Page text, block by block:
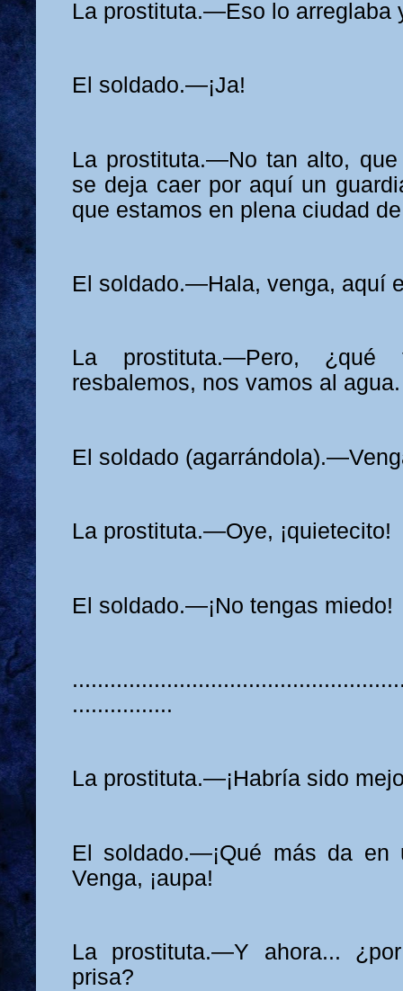
La prostituta.—Eso lo arreglaba
El soldado.—¡Ja!
La prostituta.—No tan alto,
se deja caer por aquí un
que estamos en plena ciudad
El soldado.—Hala, venga, aquí
La prostituta.—Pero, ¿qué
resbalemos, nos vamos al agua.
El soldado
La prostituta.—Oye, ¡quietecito!
El soldado.—¡No tengas miedo!
................
La prostituta.—¡Habría sido
El soldado.—¡Qué más da
Venga, ¡aupa!
La prostituta.—Y ahora...
prisa?